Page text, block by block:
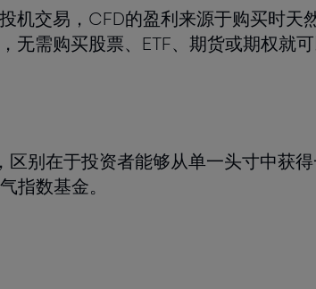
机交易，CFD的盈利来源于购买时天
无需购买股票、ETF、期货或期权就
区别在于投资者能够从单一头寸中获
指数基金。